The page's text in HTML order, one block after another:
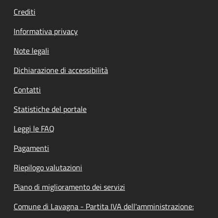
Crediti
Informativa privacy
Note legali
Dichiarazione di accessibilità
Contatti
Statistiche del portale
Leggi le FAQ
Pagamenti
Riepilogo valutazioni
Piano di miglioramento dei servizi
Comune di Lavagna - Partita IVA dell'amministrazione: